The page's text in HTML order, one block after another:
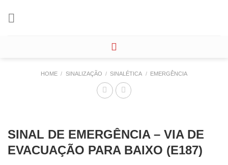
HOME / SINALIZAÇÃO / SINALÉTICA / EMERGÊNCIA
SINAL DE EMERGÊNCIA – VIA DE
EVACUAÇÃO PARA BAIXO (E187)